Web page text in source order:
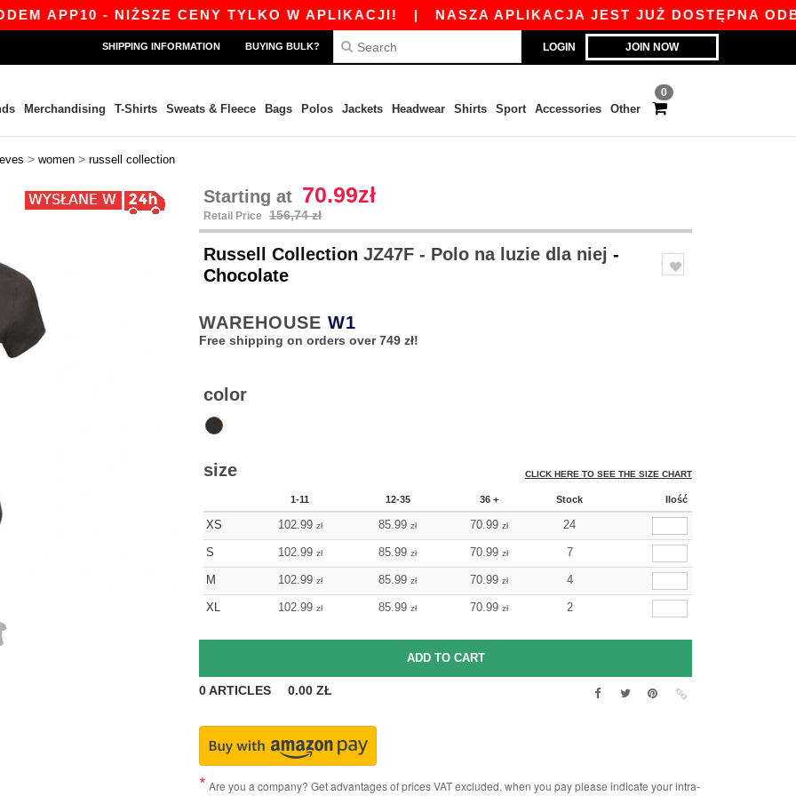
- NIŻSZE CENY TYLKO W APLIKACJI!|NASZA APLIKACJA JEST JUŻ DOSTĘPNA
LOGIN JOIN NOW
SHIPPING INFORMATION BUYING BULK?
0
Merchandising T-Shirts Sweats & Fleece Bags Polos Jackets Headwear Shirts Sport Accessories Other
> women > russell collection
Starting at 70.99zł
Retail Price 156,74 zł
Russell Collection JZ47F - Polo na luzie dla niej -
Chocolate
WAREHOUSE W1
Free shipping on orders over 749 zł!
color
size CLICK HERE TO SEE THE SIZE CHART
1-11 12-35 36 + Stock Ilość
XS 102.99 zł 85.99 zł 70.99 zł 24
S 102.99 zł 85.99 zł 70.99 zł 7
M 102.99 zł 85.99 zł 70.99 zł 4
XL 102.99 zł 85.99 zł 70.99 zł 2
0ARTICLES 0.00 ZŁ
Are you a company? Get advantages of prices VAT excluded, when you pay please indicate your intra-